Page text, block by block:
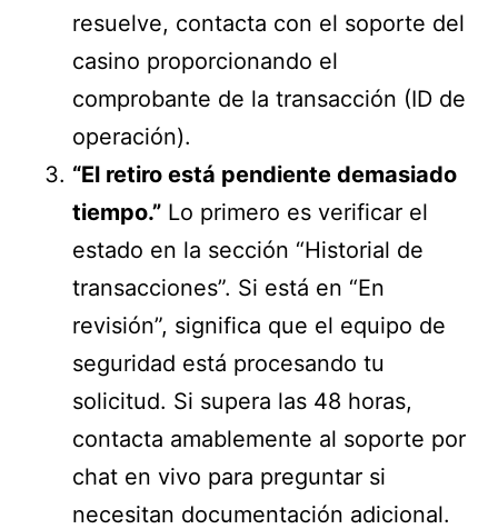
resuelve, contacta con el soporte del
casino proporcionando el
comprobante de la transacción (ID de
operación).
“El retiro está pendiente demasiado
tiempo.” Lo primero es verificar el
estado en la sección “Historial de
transacciones”. Si está en “En
revisión”, significa que el equipo de
seguridad está procesando tu
solicitud. Si supera las 48 horas,
contacta amablemente al soporte por
chat en vivo para preguntar si
necesitan documentación adicional.